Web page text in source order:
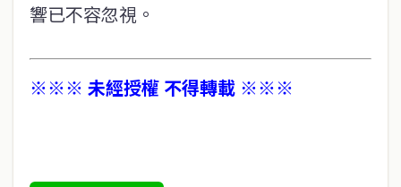
響已不容忽視。
※※※ 未經授權 不得轉載 ※※※